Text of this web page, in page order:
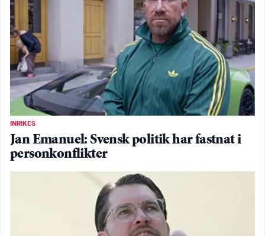
INRIKES
Jan Emanuel: Svensk politik har fastnat i
personkonflikter